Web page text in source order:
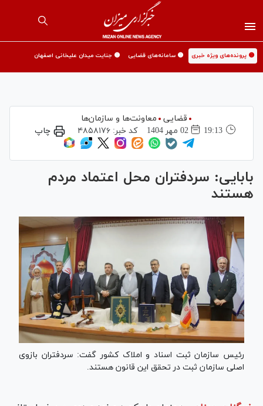
🟡 پرونده‌های ویژه خبری 🟡 سامانه‌های قضایی 🟡 جنایت میدان علیخانی اصفهان
قضایی
معاونت‌ها و سازمان‌ها
19:13
02 مهر 1404 کد خبر: ۴۸۵۸۱۷۶ چاپ
بابایی: سردفتران محل اعتماد مردم
هستند
رئیس سازمان ثبت اسناد و املاک کشور گفت: سردفتران بازوی
اصلی سازمان ثبت در تحقق این قانون هستند.